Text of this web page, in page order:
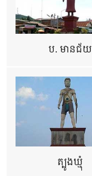
ប. មានជ័យ
ត្បូងឃ្មុំ